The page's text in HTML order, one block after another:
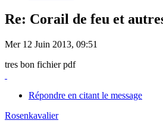
Re: Corail de feu et
Mer 12 Juin 2013, 09:51
tres bon fichier pdf
Répondre en citant le message
Rosenkavalier